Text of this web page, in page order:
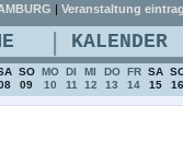
| Veranstaltung
| KALENDER
SO
09
MO
10
DI
11
MI
12
DO
13
FR
14
SA
15
16